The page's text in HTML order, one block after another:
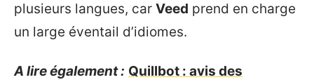
plusieurs langues, car Veed prend en charge
un large éventail d’idiomes.
A lire également : Quillbot : avis des